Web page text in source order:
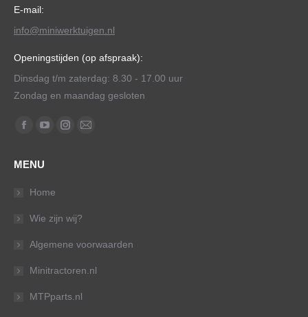
E-mail:
info@miniwerktuigen.nl
Openingstijden (op afspraak):
Dinsdag t/m zaterdag: 8.30 - 17.00 uur
Zondag en maandag gesloten
Vind ons op:
Facebook
opens
in
window
YouTube
opens
window
Instagram
window
MENU
Home
Wie zijn wij?
Algemene voorwaarden
Minitractoren.nl
MTPparts.nl